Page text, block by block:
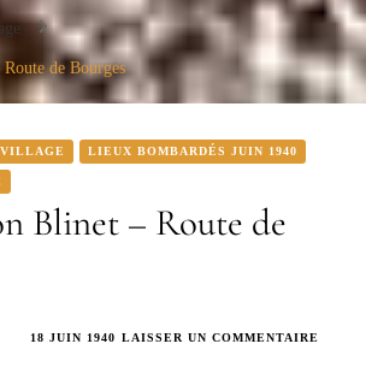
de Bourges
LIEUX BOMBARDÉS JUIN 1940
Blinet – Route de
18 JUIN 1940 LAISSER UN COMMENTAIRE